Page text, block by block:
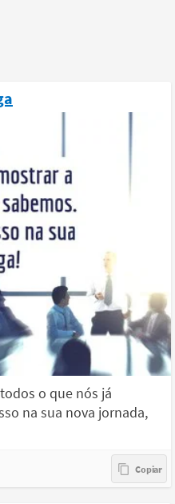
o que nós já
na sua nova jornada,